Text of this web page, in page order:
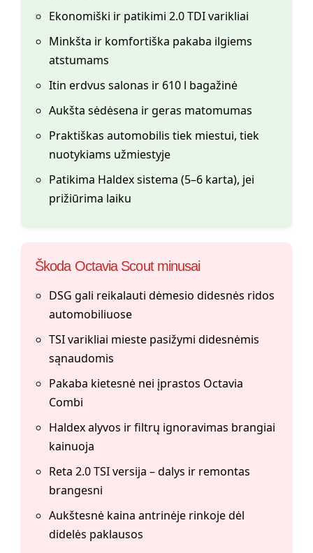
Ekonomiški ir patikimi 2.0 TDI varikliai
Minkšta ir komfortiška pakaba ilgiems
atstumams
Itin erdvus salonas ir 610 l bagažinė
Aukšta sėdėsena ir geras matomumas
Praktiškas automobilis tiek miestui, tiek
nuotykiams užmiestyje
Patikima Haldex sistema (5–6 karta), jei
prižiūrima laiku
Škoda Octavia Scout minusai
DSG gali reikalauti dėmesio didesnės ridos
automobiliuose
TSI varikliai mieste pasižymi didesnėmis
sąnaudomis
Pakaba kietesnė nei įprastos Octavia
Combi
Haldex alyvos ir filtrų ignoravimas brangiai
kainuoja
Reta 2.0 TSI versija – dalys ir remontas
brangesni
Aukštesnė kaina antrinėje rinkoje dėl
didelės paklausos